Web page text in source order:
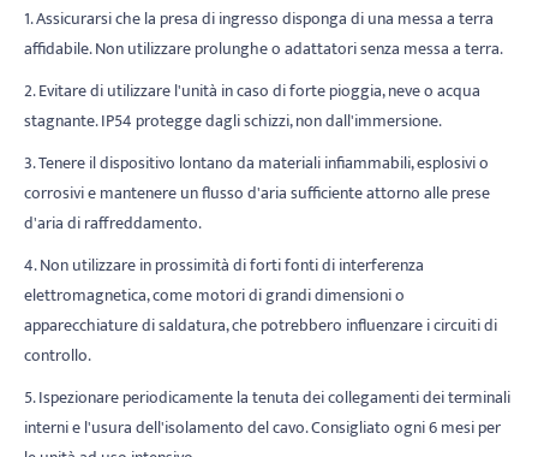
1. Assicurarsi che la presa di ingresso disponga di una messa a terra
affidabile. Non utilizzare prolunghe o adattatori senza messa a terra.
2. Evitare di utilizzare l'unità in caso di forte pioggia, neve o acqua
stagnante. IP54 protegge dagli schizzi, non dall'immersione.
3. Tenere il dispositivo lontano da materiali infiammabili, esplosivi o
corrosivi e mantenere un flusso d'aria sufficiente attorno alle prese
d'aria di raffreddamento.
4. Non utilizzare in prossimità di forti fonti di interferenza
elettromagnetica, come motori di grandi dimensioni o
apparecchiature di saldatura, che potrebbero influenzare i circuiti di
controllo.
5. Ispezionare periodicamente la tenuta dei collegamenti dei terminali
interni e l'usura dell'isolamento del cavo. Consigliato ogni 6 mesi per